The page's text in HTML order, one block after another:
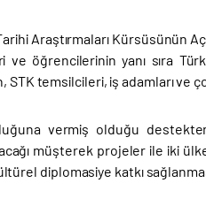
Araştırmaları Kürsüsünün
ve öğrencilerinin yanı sıra
temsilcileri, iş adamları ve
vermiş olduğu
müşterek projeler ile iki
diplomasiye katkı